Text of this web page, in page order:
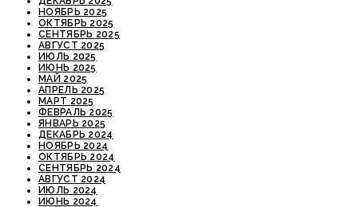
НОЯБРЬ 2025
ОКТЯБРЬ 2025
СЕНТЯБРЬ 2025
АВГУСТ 2025
ИЮЛЬ 2025
ИЮНЬ 2025
МАЙ 2025
АПРЕЛЬ 2025
МАРТ 2025
ФЕВРАЛЬ 2025
ЯНВАРЬ 2025
ДЕКАБРЬ 2024
НОЯБРЬ 2024
ОКТЯБРЬ 2024
СЕНТЯБРЬ 2024
АВГУСТ 2024
ИЮЛЬ 2024
ИЮНЬ 2024